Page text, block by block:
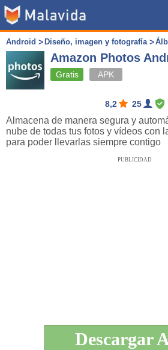
Android Diseño, imagen y fotografía
Amazon Photos
Gratis APK
8,2 25
Almacena de manera segura y
nube de todas tus fotos y vídeos con
para poder llevarlas siempre contigo
PUBLICIDAD
Descargar